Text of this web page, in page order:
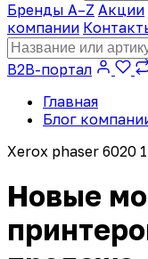
Бренды A–Z Акции
компании
B2B-портал
Главная
Блог
Xerox phaser 6020
Новые